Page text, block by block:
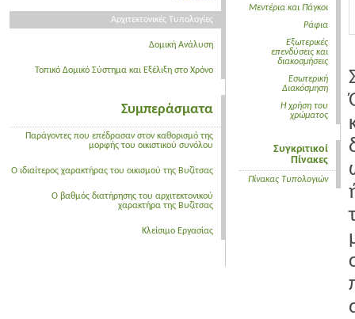
Αρχιτεκτονικές Τυπολογίες
Δομική Ανάλυση
Τοπικό Δομικό Σύστημα και Εξέλιξη στο Χρόνο
Συμπεράσματα
Παράγοντες που επέδρασαν στον καθορισμό της
μορφής του οικιστικού συνόλου
Ο ιδιαίτερος χαρακτήρας του οικισμού της Βυζίτσας
Ο βαθμός διατήρησης του αρχιτεκτονικού
χαρακτήρα της Βυζίτσας
Κλείσιμο Εργασίας
Μεντέρια και Πάγκοι
Ράφια
Εξωτερικές
επενδύσεις και
διακοσμήσεις
Εσωτερική
Διακόσμηση
Η χρήση του
χρώματος
Συγκριτικοί
Πίνακες
Πίνακας Τυπολογιών